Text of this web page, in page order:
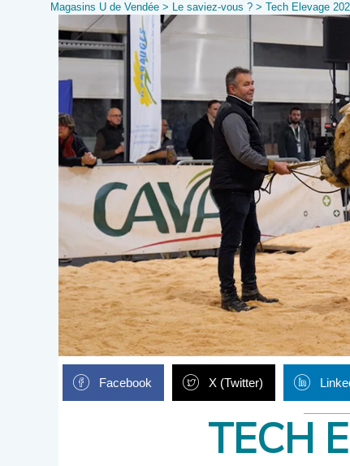
Magasins U de Vendée > Le saviez-vous ? > Tech Elevage
Facebook X (Twitter)
TECH
Panneau de gestion des cookies